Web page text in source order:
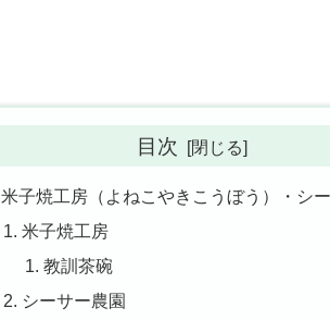
目次
米子焼工房（よねこやきこうぼう）・シ
米子焼工房
教訓茶碗
シーサー農園